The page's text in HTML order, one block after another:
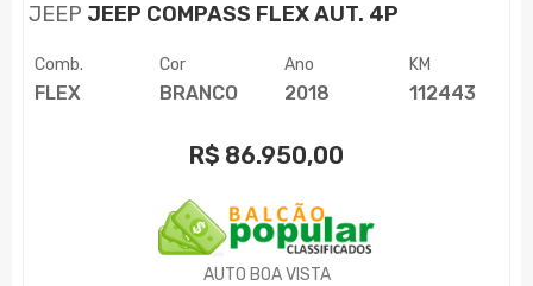
JEEP JEEP COMPASS FLEX AUT. 4P
Comb.
FLEX
Cor
BRANCO
Ano
2018
KM
112443
R$ 86.950,00
AUTO BOA VISTA